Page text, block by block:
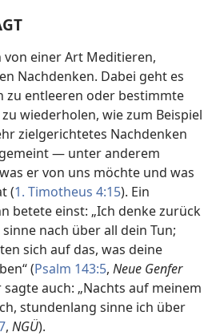
von einer Art Meditieren,
Nachdenken. Dabei geht es
zu entleeren oder bestimmte
wiederholen, wie zum Beispiel
zielgerichtetes Nachdenken
— unter anderem
er von uns möchte und was
(1. Timotheus 4:15). Ein
betete einst: „Ich denke zurück
nach über all dein Tun;
sich auf das, was deine
(Psalm 143:5, Neue Genfer
sagte auch: „Nachts auf meinem
stundenlang sinne ich über
, NGÜ).